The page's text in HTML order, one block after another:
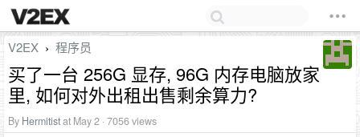
V2EX › 程序员
买了一台 256G 显存, 96G 内存电脑放家
里, 如何对外出租出售剩余算力?
By Hermitistat May 2 · 7056 views